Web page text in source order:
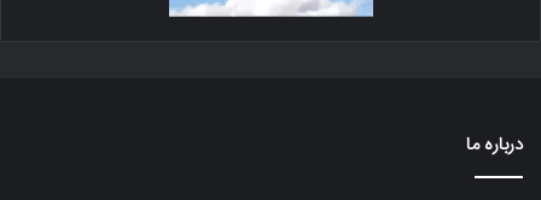
درباره ما